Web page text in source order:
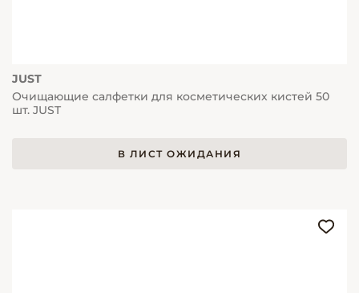
JUST
Очищающие салфетки для косметических кистей 50
шт. JUST
В ЛИСТ ОЖИДАНИЯ